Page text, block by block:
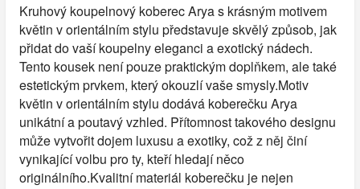
Kruhový koupelnový koberec Arya s krásným motivem
květin v orientálním stylu představuje skvělý způsob, jak
přidat do vaší koupelny eleganci a exotický nádech.
Tento kousek není pouze praktickým doplňkem, ale také
estetickým prvkem, který okouzlí vaše smysly.Motiv
květin v orientálním stylu dodává koberečku Arya
unikátní a poutavý vzhled. Přítomnost takového designu
může vytvořit dojem luxusu a exotiky, což z něj činí
vynikající volbu pro ty, kteří hledají něco
originálního.Kvalitní materiál koberečku je nejen